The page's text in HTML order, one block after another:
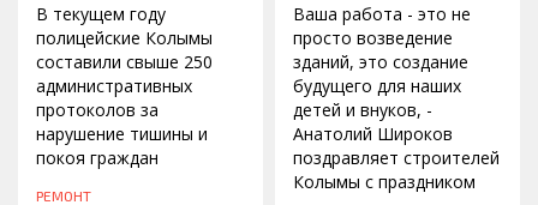
В текущем году
полицейские Колымы
составили свыше 250
административных
протоколов за
нарушение тишины и
покоя граждан
РЕМОНТ
Ваша работа - это не
просто возведение
зданий, это создание
будущего для наших
детей и внуков, -
Анатолий Широков
поздравляет строителей
Колымы с праздником